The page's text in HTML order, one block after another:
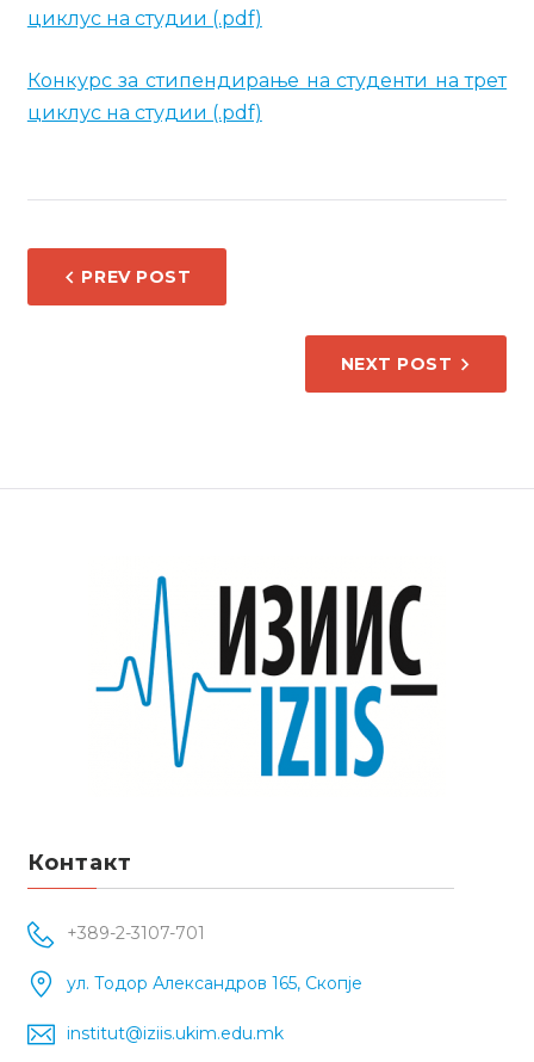
циклус на студии (.pdf)
Конкурс за стипендирање на студенти на трет
циклус на студии (.pdf)
НАВИГАЦИЈА
НА
PREV POST
NEXT POST
Контакт
+389-2-3107-701
ул. Тодор Александров 165, Скопје
institut@iziis.ukim.edu.mk